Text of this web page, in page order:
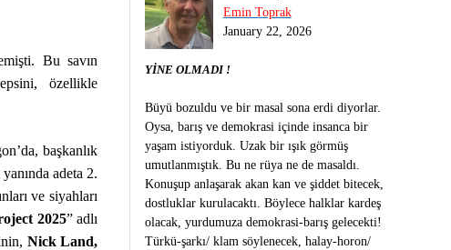
Bu savın
özellikle
başkanlık
yanında adeta 2.
ve siyahları
2025” adlı
Nick Land,
Emin Toprak
January 22, 2026
YİNE OLMADI !
Büyü bozuldu ve bir masal sona erdi diyorlar.
Oysa, barış ve demokrasi içinde insanca bir
yaşam istiyorduk. Uzak bir ışık görmüş
umutlanmıştık. Bu ne rüya ne de masaldı.
Konuşup anlaşarak akan kan ve şiddet bitecek,
dostluklar kurulacaktı. Böylece halklar kardeş
olacak, yurdumuza demokrasi-barış gelecekti!
Türkü-şarkı/ klam söylenecek, halay-horon/